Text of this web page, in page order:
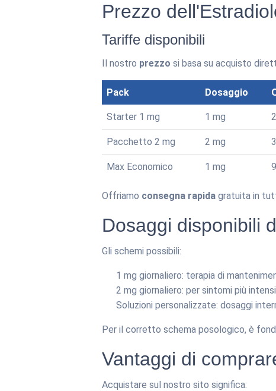
Prezzo
Tariffe disponibili
Il nostro prezzo si basa su acquisto
Pack Dosaggio
Starter 1 mg 1 mg
Pacchetto 2 mg 2 mg
Max Economico 1 mg
Offriamo consegna rapida gratuita in
Dosaggi disponibili
Gli schemi possibili:
1 mg giornaliero: terapia di
2 mg giornaliero: per sintomi più
Soluzioni personalizzate: dosaggi
Per il corretto schema posologico, è
Vantaggi di
Acquistare sul nostro sito significa: